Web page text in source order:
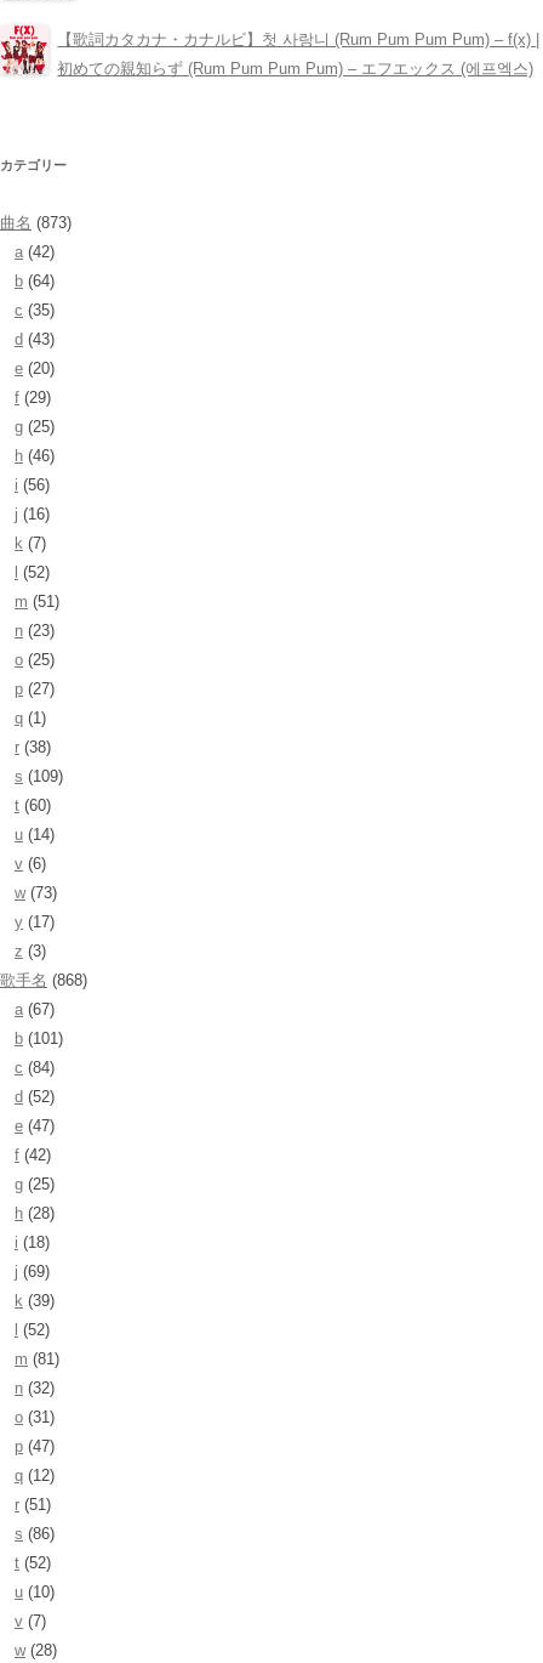
【歌詞カタカナ・カナルビ】첫 사랑니 (Rum Pum Pum Pum) – ​f(x) |
初めての親知らず (Rum Pum Pum Pum) – エフエックス (에프엑스)
カテゴリー
曲名 (873)
a (42)
b (64)
c (35)
d (43)
e (20)
f (29)
g (25)
h (46)
i (56)
j (16)
k (7)
(52)
m (51)
n (23)
o (25)
p (27)
q (1)
r (38)
s (109)
t (60)
u (14)
v (6)
w(73)
y (17)
z (3)
歌手名 (868)
a (67)
b (101)
c (84)
d (52)
e (47)
f (42)
g (25)
h (28)
i (18)
j (69)
k (39)
(52)
m (81)
n (32)
o (31)
p (47)
q (12)
r (51)
s (86)
t (52)
u (10)
v (7)
w(28)